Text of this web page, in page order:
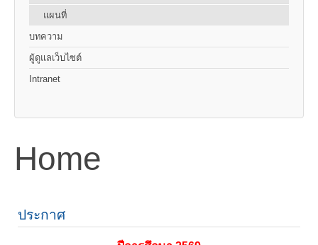
แผนที่
บทความ
ผู้ดูแลเว็บไซต์
Intranet
Home
ประกาศ